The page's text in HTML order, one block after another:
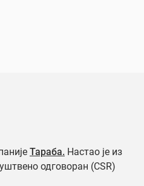
Тараба. Настао је из
одговоран (CSR)